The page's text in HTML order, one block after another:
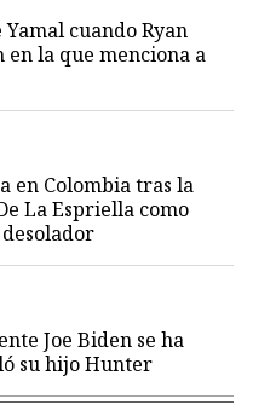
cuando Ryan
en la que menciona a
en Colombia tras la
La Espriella como
Joe Biden se ha
su hijo Hunter